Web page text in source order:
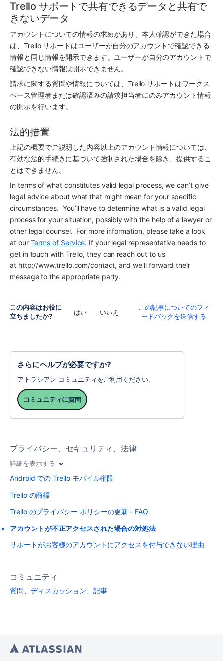
Trello サポートで共有できるデータと共有で
きないデータ
アカウントについての情報の求めがあり、本人確認ができた場合
は、Trello サポートはユーザーが自分のアカウントで確認できる
情報と同じ情報を開示できます。ユーザーが自分のアカウントで
確認できない情報は開示できません。
請求に関する質問や情報については、Trello サポートはワークス
ペース管理者または確認済みの請求担当者にのみアカウント情報
の開示を行います。
法的措置
上記の概要でご説明した内容以上のアカウント情報については、
有効な法的手続きに基づいて強制された場合を除き、提供するこ
とはできません。
In terms of what constitutes valid legal process, we can’t give
legal advice about what that might mean for your specific
circumstances.  You’ll have to determine what is a valid legal
process for your situation, possibly with the help of a lawyer or
other legal counsel.  For more information, please take a look
at our Terms of Service. If your legal representative needs to
get in touch with Trello, they can reach out to us
at http://www.trello.com/contact, and we’ll forward their
message to the appropriate party.
この内容はお役に
立ちましたか?
はい いいえ
この記事についてのフィ
ードバックを送信する
さらにヘルプが必要ですか?
アトラシアン コミュニティをご利用ください。
コミュニティに質問
プライバシー、セキュリティ、法律
詳細を表示する
Android での Trello モバイル権限
Trello の商標
Trello のプライバシー ポリシーの更新 - FAQ
アカウントが不正アクセスされた場合の対処法
サポートがお客様のアカウントにアクセスを付与できない理由
コミュニティ
質問、ディスカッション、記事